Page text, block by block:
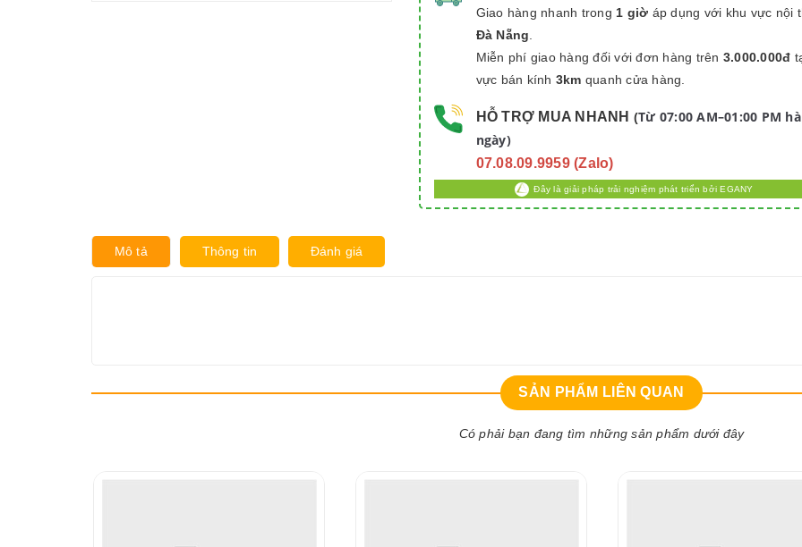
Giao hàng nhanh trong 1 giờ áp dụng với khu vực nội
Đà Nẵng
Miễn phí giao hàng đối với đơn hàng trên 3.000.000đ
vực bán kính 3km quanh cửa hàng.
HỖ TRỢ MUA NHANH (Từ 07:00 AM–01:00 PM
ngày)
07.08.09.9959 (Zalo)
Đây là giải pháp trải nghiệm phát triển bởi EGANY
Mô tả Thông tin Đánh giá
SẢN PHẨM LIÊN QUAN
Có phải bạn đang tìm những sản phẩm dưới đây